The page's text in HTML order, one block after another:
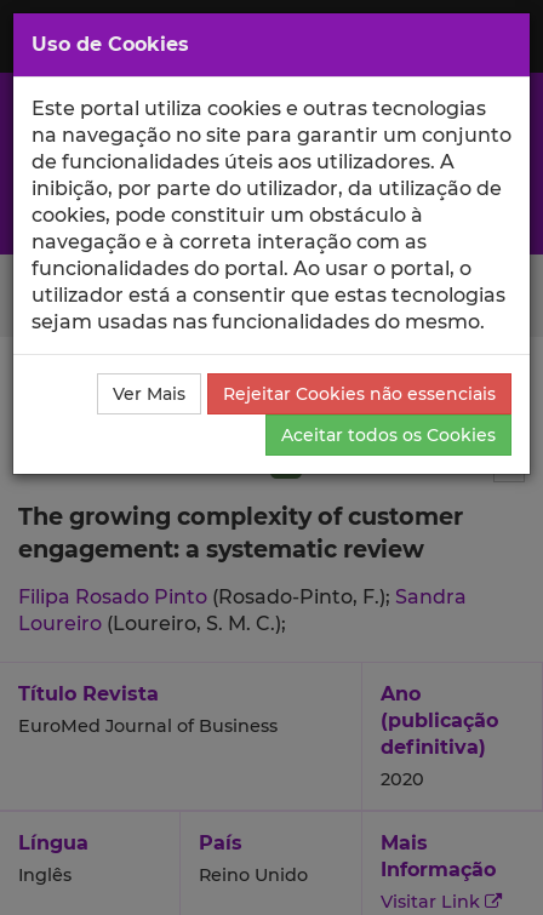
Saltar
para
Conteúdo
Principal
A excelência da investigação e ciência no Iscte
Search Button
Ciência_Iscte Publicações
Descrição Detalhada da
Publicação
The growing complexity of customer
engagement: a systematic review
Filipa Rosado Pinto (Rosado-Pinto, F.); Sandra
Loureiro (Loureiro, S. M. C.);
Título Revista
EuroMed Journal of Business
Ano
(publicação
definitiva)
2020
Língua
Inglês
País
Reino Unido
Mais
Informação
Visitar Link
Uso de Cookies
Este portal utiliza cookies e outras tecnologias
na navegação no site para garantir um conjunto
de funcionalidades úteis aos utilizadores. A
inibição, por parte do utilizador, da utilização de
cookies, pode constituir um obstáculo à
navegação e à correta interação com as
funcionalidades do portal. Ao usar o portal, o
utilizador está a consentir que estas tecnologias
sejam usadas nas funcionalidades do mesmo.
Ver Mais
Rejeitar Cookies não essenciais
Aceitar todos os Cookies